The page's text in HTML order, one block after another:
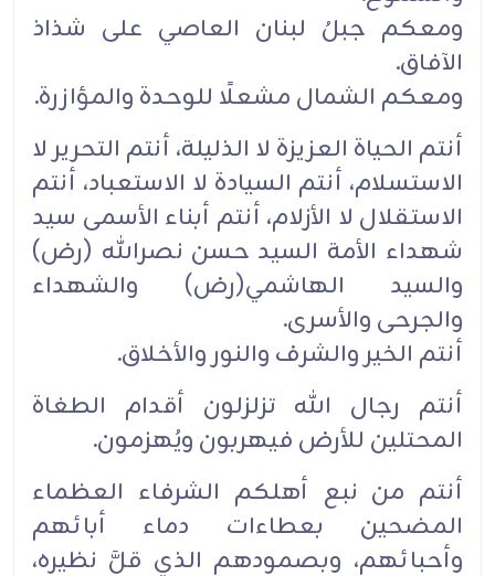
ومعكم جبلُ لبنان العاصي على شذاذ
الآفاق.
ومعكم الشمال مشعلًا للوحدة والمؤازرة.
أنتم الحياة العزيزة لا الذليلة، أنتم التحرير لا
الاستسلام، أنتم السيادة لا الاستعباد، أنتم
الاستقلال لا الأزلام، أنتم أبناء الأسمى سيد
شهداء الأمة السيد حسن نصرالله (رض)
والسيد الهاشمي(رض) والشهداء
والجرحى والأسرى.
أنتم الخير والشرف والنور والأخلاق.
أنتم رجال الله تزلزلون أقدام الطغاة
المحتلين للأرض فيهربون ويُهزمون.
أنتم من نبع أهلكم الشرفاء العظماء
المضحين بعطاءات دماء أبائهم
وأحبائهم، وبصمودهم الذي قلَّ نظيره،